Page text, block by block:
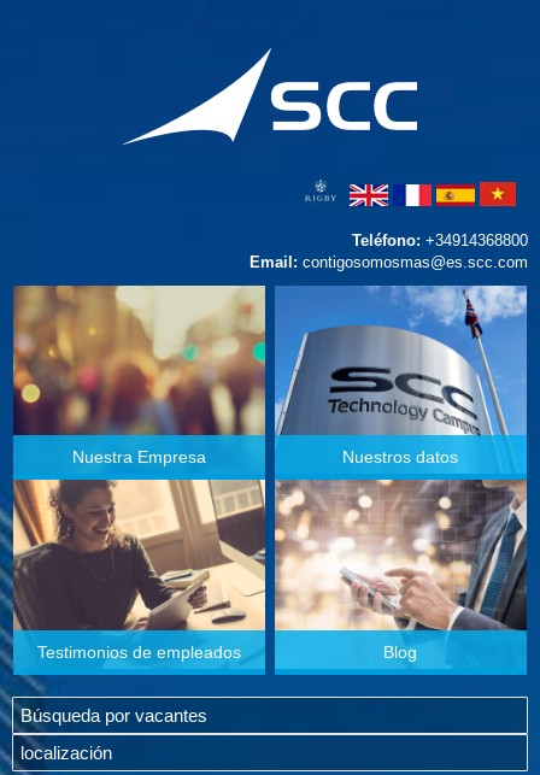
Teléfono: +34914368800
Email: contigosomosmas@es.scc.com
Nuestra Empresa Nuestros datos
Testimonios de empleados Blog